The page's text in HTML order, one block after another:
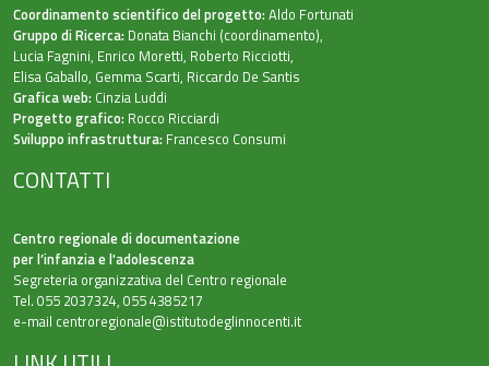
Coordinamento scientifico del progetto: Aldo Fortunati
Gruppo di Ricerca: Donata Bianchi (coordinamento),
Lucia Fagnini, Enrico Moretti, Roberto Ricciotti,
Elisa Gaballo, Gemma Scarti, Riccardo De Santis
Grafica web: Cinzia Luddi
Progetto grafico: Rocco Ricciardi
Sviluppo infrastruttura: Francesco Consumi
CONTATTI
Centro regionale di documentazione
per l’infanzia e l'adolescenza
Segreteria organizzativa del Centro regionale
Tel. 055 2037324, 055 4385217
e-mail centroregionale@istitutodeglinnocenti.it